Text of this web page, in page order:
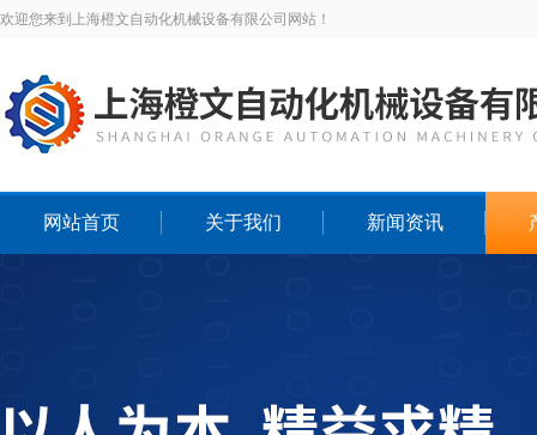
欢迎您来到上海橙文自动化机械设备有限公司网站！
网站首页 关于我们 新闻资讯